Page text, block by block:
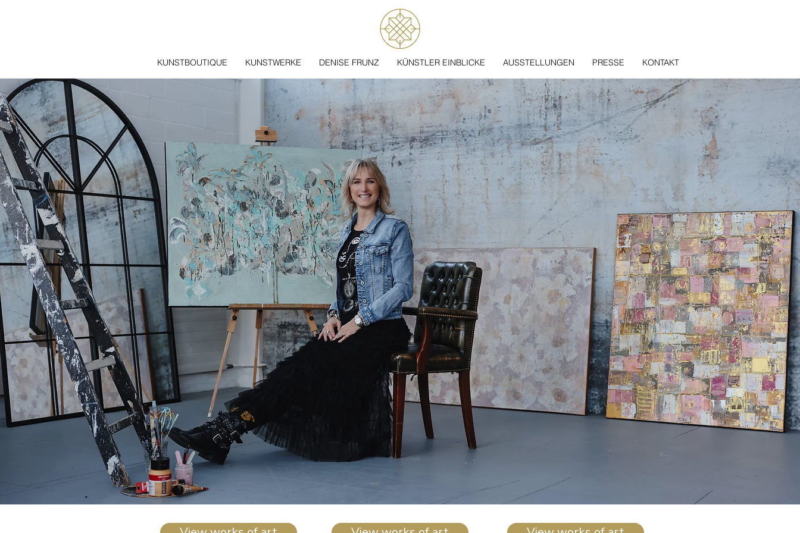
KUNSTBOUTIQUE KUNSTWERKE DENISE FRUNZ KÜNSTLER EINBLICKE AUSSTELLUNGEN PRESSE KONTAKT